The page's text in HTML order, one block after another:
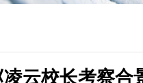
云校长考察合